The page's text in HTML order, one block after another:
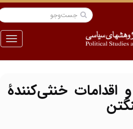
منو
اقدامات خنثی‌کنندۀ